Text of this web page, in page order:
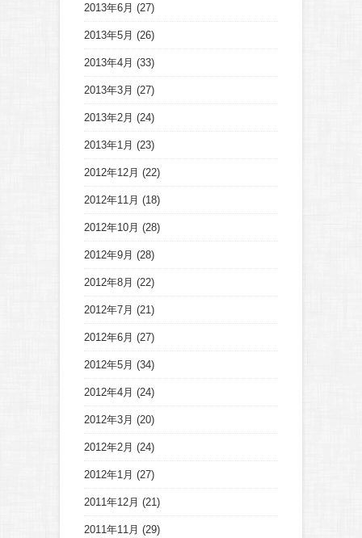
2013年6月 (27)
2013年5月 (26)
2013年4月 (33)
2013年3月 (27)
2013年2月 (24)
2013年1月 (23)
2012年12月 (22)
2012年11月 (18)
2012年10月 (28)
2012年9月 (28)
2012年8月 (22)
2012年7月 (21)
2012年6月 (27)
2012年5月 (34)
2012年4月 (24)
2012年3月 (20)
2012年2月 (24)
2012年1月 (27)
2011年12月 (21)
2011年11月 (29)